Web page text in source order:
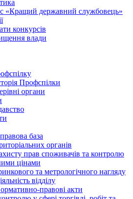
«Кращий державний службовець»
конкурсів
влади
Профспілки
органи
база
органів
прав споживачів та контролю
цінами
та метрологічного нагляду
відділу
правові акти